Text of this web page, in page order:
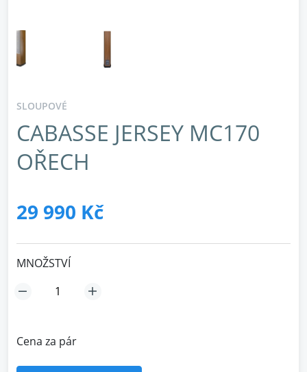
SLOUPOVÉ
CABASSE JERSEY MC170
OŘECH
29 990 Kč
MNOŽSTVÍ
Cena za pár